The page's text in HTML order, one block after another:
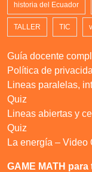
historia del Ecuador
TALLER TIC
Guía docente
Política de
Lineas paralelas,
Quiz
Lineas abiertas y
Quiz
La energía – Video
GAME MATH